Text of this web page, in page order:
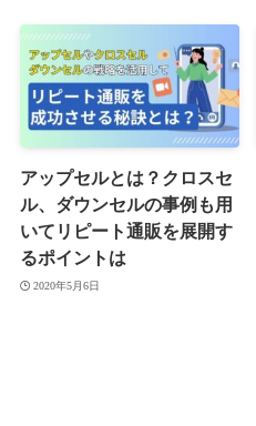
アップセルとは？クロスセ
ル、ダウンセルの事例も用
いてリピート通販を展開す
るポイントは
2020年5月6日